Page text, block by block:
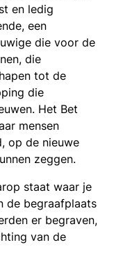
en ledig
een
die voor de
die
tot de
die
Het Bet
mensen
op de nieuwe
zeggen.
staat waar je
de begraafplaats
er begraven,
van de